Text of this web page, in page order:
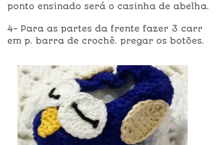
ponto ensinado será o casinha de abelha.
4- Para as partes da frente fazer 3 carr
em p. barra de crochê. pregar os botões.